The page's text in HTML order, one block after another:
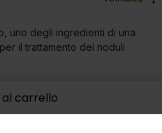
al carrello
uno degli ingredienti di una
il trattamento dei noduli